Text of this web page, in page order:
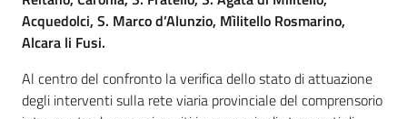
Acquedolci, S. Marco d’Alunzio, Mìlitello Rosmarino,
Alcara li Fusi.
Al centro del confronto la verifica dello stato di attuazione
degli interventi sulla rete viaria provinciale del comprensorio